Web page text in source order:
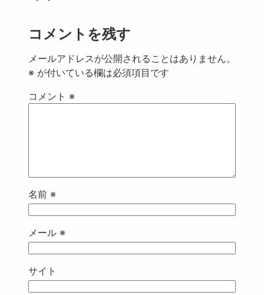
コメントを残す
メールアドレスが公開されることはありません。
※ が付いている欄は必須項目です
コメント ※
名前 ※
メール ※
サイト